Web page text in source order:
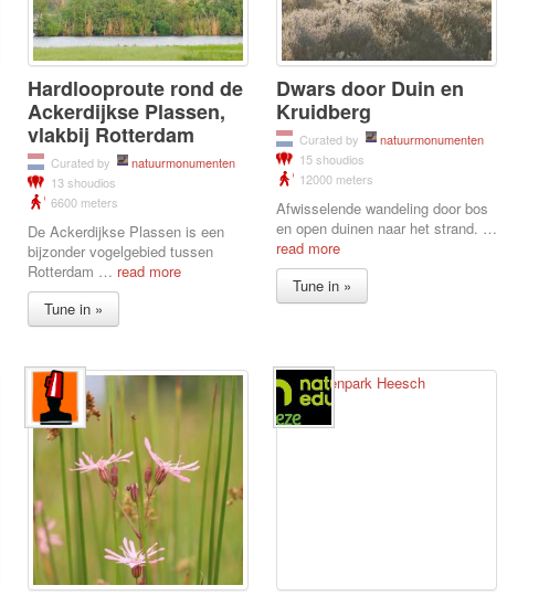
Hardlooproute rond de
Ackerdijkse Plassen,
vlakbij Rotterdam
Curated by
natuurmonumenten
13 shoudios
6600 meters
De Ackerdijkse Plassen is een
bijzonder vogelgebied tussen
Rotterdam … read more
Tune in »
Dwars door Duin en
Kruidberg
Curated by
natuurmonumenten
15 shoudios
12000 meters
Afwisselende wandeling door bos
en open duinen naar het strand. …
read more
Tune in »